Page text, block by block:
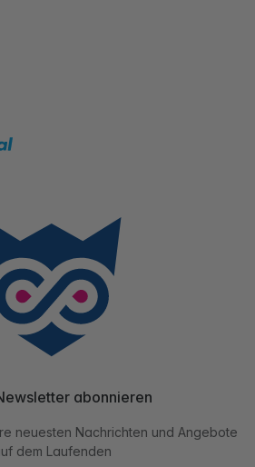
abonnieren
neuesten Nachrichten und Angebote
dem Laufenden